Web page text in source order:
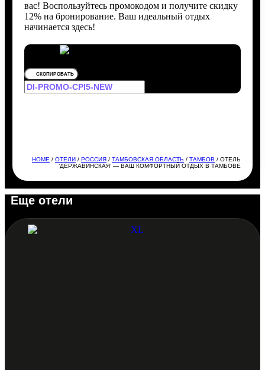
вас! Воспользуйтесь промокодом и получите скидку
12% на бронирование. Ваш идеальный отдых
начинается здесь!
СКОПИРОВАТЬ
HOME /ОТЕЛИ /РОССИЯ /ТАМБОВСКАЯ ОБЛАСТЬ /ТАМБОВ / ОТЕЛЬ
‘ДЕРЖАВИНСКАЯ’ — ВАШ КОМФОРТНЫЙ ОТДЫХ В ТАМБОВЕ
Еще отели